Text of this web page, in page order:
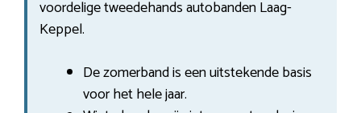
voordelige tweedehands autobanden Laag-
Keppel.
De zomerband is een uitstekende basis
voor het hele jaar.